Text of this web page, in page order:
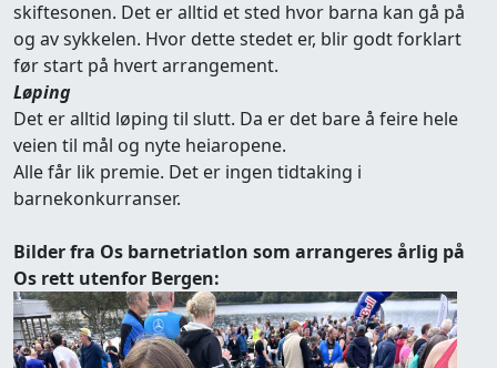
skiftesonen. Det er alltid et sted hvor barna kan gå på
og av sykkelen. Hvor dette stedet er, blir godt forklart
før start på hvert arrangement.
Løping
Det er alltid løping til slutt. Da er det bare å feire hele
veien til mål og nyte heiaropene.
Alle får lik premie. Det er ingen tidtaking i
barnekonkurranser.
Bilder fra Os barnetriatlon som arrangeres årlig på
Os rett utenfor Bergen: